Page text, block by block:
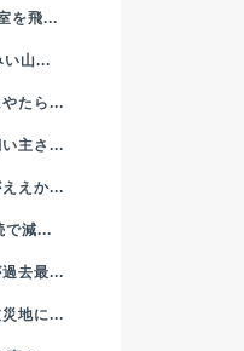
を飛...
い山...
たら...
主さ...
えか...
で減...
過去最...
災地に...